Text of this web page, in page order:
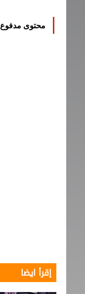
محتوى مدفوع
إقرأ ايضا